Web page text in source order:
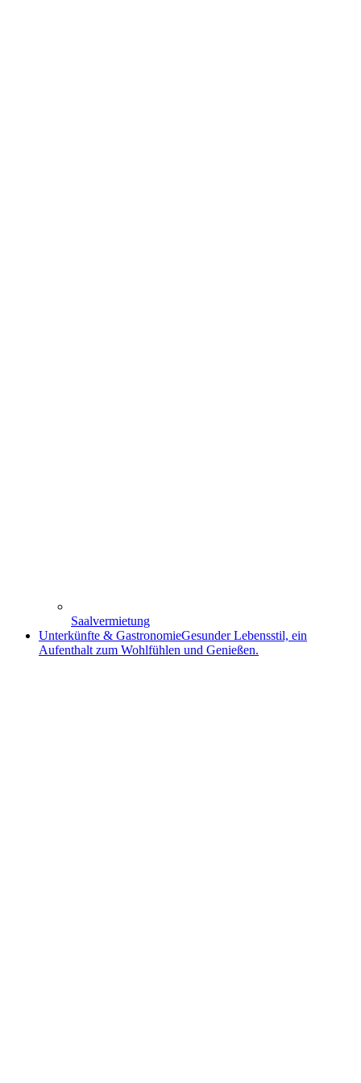
Saalvermietung
Unterkünfte & GastronomieGesunder Lebensstil, ein
Aufenthalt zum Wohlfühlen und Genießen.